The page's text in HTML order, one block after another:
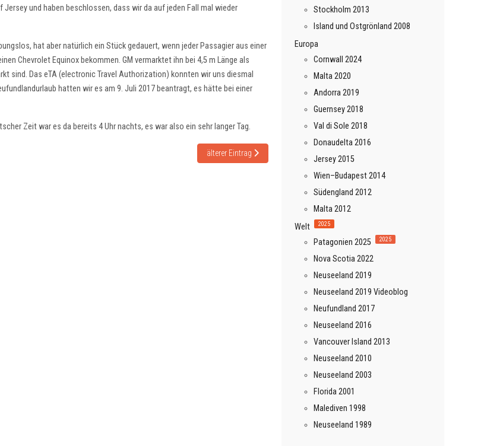
und haben beschlossen, dass wir da auf jeden Fall mal wieder
hat aber natürlich ein Stück gedauert, wenn jeder Passagier aus einer
Chevrolet Equinox bekommen. GM vermarktet ihn bei 4,5 m Länge als
sind. Das eTA (electronic Travel Authorization) konnten wir uns diesmal
hatten wir es am 9. Juli 2017 beantragt, es hätte bei einer
Zeit war es da bereits 4 Uhr nachts, es war also ein sehr langer Tag.
Nächster Beitrag: Nova Scotia (Neuschottland) – zum dritten Mal nach Kanada
älterer Eintrag
Stockholm 2013
Island und Ostgrönland 2008
Europa
Cornwall 2024
Malta 2020
Andorra 2019
Guernsey 2018
Val di Sole 2018
Donaudelta 2016
Jersey 2015
Wien–Budapest 2014
Südengland 2012
Malta 2012
Welt
2025
Patagonien 2025 2025
Nova Scotia 2022
Neuseeland 2019
Neuseeland 2019 Videoblog
Neufundland 2017
Neuseeland 2016
Vancouver Island 2013
Neuseeland 2010
Neuseeland 2003
Florida 2001
Malediven 1998
Neuseeland 1989